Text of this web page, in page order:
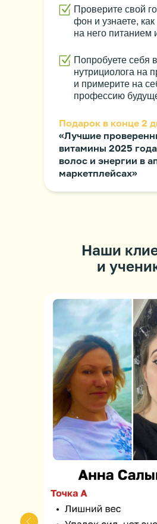
Подарок в конце 2
«Лучшие
витамины 2025
волос и энергии в
маркетплейсах»
Попробуете себя
нутрициолога на
и примерите на
профессию
Проверите свой
фон и узнаете, как
на него питанием
Наши
и